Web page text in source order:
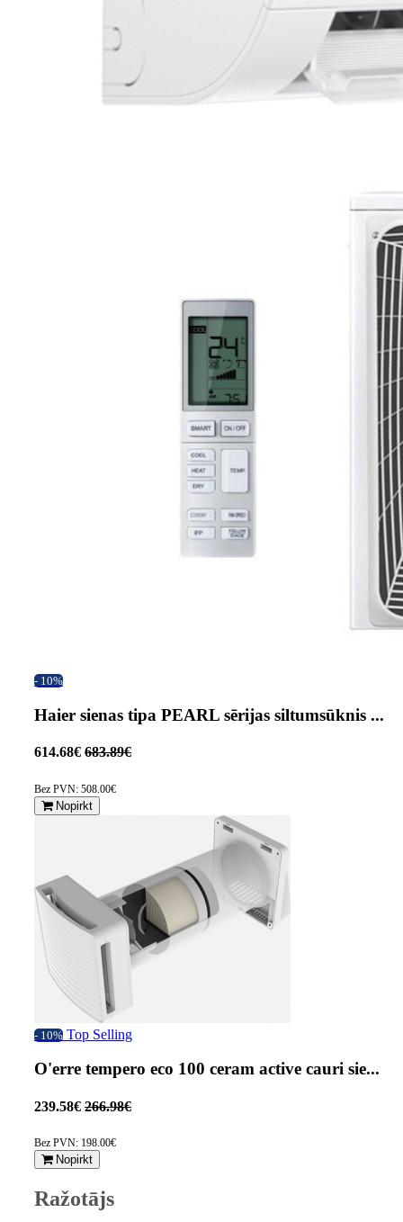
- 10%
Haier sienas tipa PEARL sērijas siltumsūknis ...
614.68€ 683.89€
Bez PVN: 508.00€
Nopirkt
- 10% Top Selling
O'erre tempero eco 100 ceram active cauri sie...
239.58€ 266.98€
Bez PVN: 198.00€
Nopirkt
Ražotājs